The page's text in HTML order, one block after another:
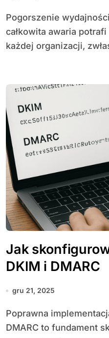
Pogorszenie wydajności serwera lub jego
całkowita awaria
każdej organizacji,
Jak
DKIM i DMARC
gru 21, 2025
Poprawna implementacja rekordów SPF, DKIM i
DMARC to fundament